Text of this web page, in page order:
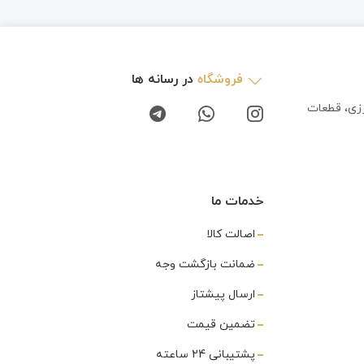
قطعات
فروشگاه در رسانه ها
خدمات ما
اصالت کالا
ضمانت بازگشت وجه
ارسال پیشتاز
تضمین قیمت
پشتیبانی 24 ساعته